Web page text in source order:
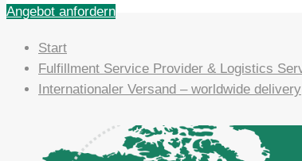
Angebot anfordern
Start
Fulfillment Service Provider & Logistics
Internationaler Versand – worldwide delivery